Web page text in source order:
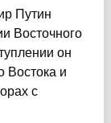
Путин
Восточного
он
Востока и
с